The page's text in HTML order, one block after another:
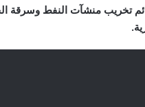
تخريب منشآت النفط وسرقة